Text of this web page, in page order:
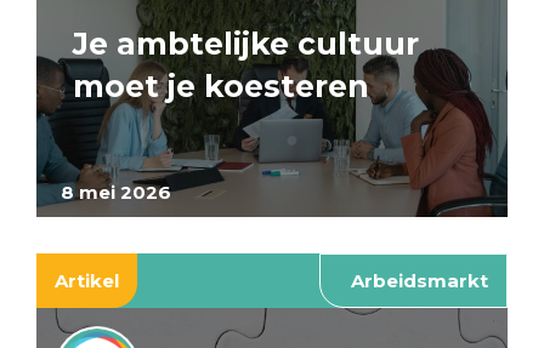
8 mei 2026
Je ambtelijke cultuur
moet je koesteren
Artikel Arbeidsmarkt